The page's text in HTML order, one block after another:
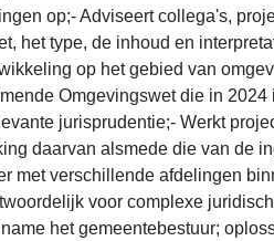
op;- Adviseert collega's,
het type, de inhoud en
op het gebied van
Omgevingswet die in
jurisprudentie;- Werkt
daarvan alsmede die van de
met verschillende afdelingen
voor complexe
het gemeentebestuur;